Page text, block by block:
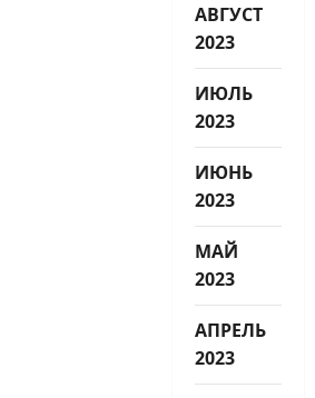
АВГУСТ
2023
ИЮЛЬ
2023
ИЮНЬ
2023
МАЙ
2023
АПРЕЛЬ
2023